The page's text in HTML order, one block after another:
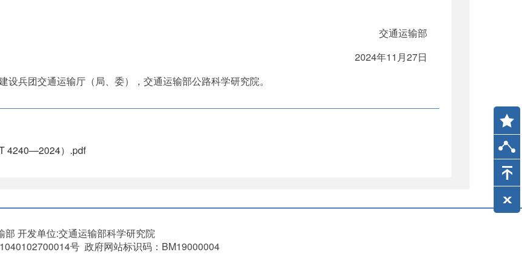
交通运输部
2024年11月27日
兵团交通运输厅（局、委），交通运输部公路科学研究院。
4240—2024）.pdf
部 开发单位:交通运输部科学研究院
号 政府网站标识码：BM19000004